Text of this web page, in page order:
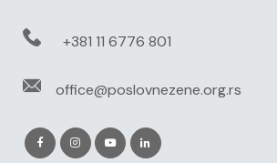
+381 11 6776 801
office@poslovnezene.org.rs